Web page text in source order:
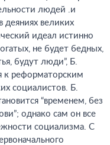
людей .и
деяниях великих
идеал истинно
не будет бедных,
будут люди”, Б.
к реформаторским
социалистов. Б.
“временем, без
однако сам он все
социализма. С